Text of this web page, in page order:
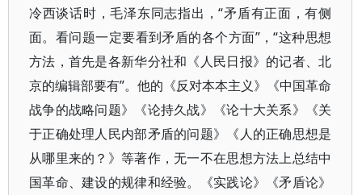
冷西谈话时，毛泽东同志指出，“矛盾有正面，有侧
面。看问题一定要看到矛盾的各个方面”，“这种思想
方法，首先是各新华分社和《人民日报》的记者、北
京的编辑部要有”。他的《反对本本主义》《中国革命
战争的战略问题》《论持久战》《论十大关系》《关
于正确处理人民内部矛盾的问题》《人的正确思想是
从哪里来的？》等著作，无一不在思想方法上总结中
国革命、建设的规律和经验。《实践论》《矛盾论》